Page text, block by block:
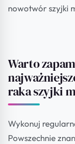
nowotwór szyjki
Warto
raka szyjki
Wykonuj
Powszechnie